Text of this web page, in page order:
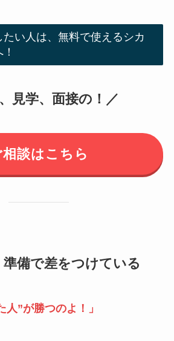
い人は、無料で使えるシカ
見学、面接の！／
相談はこちら
準備で差をつけている
人”が勝つのよ！」